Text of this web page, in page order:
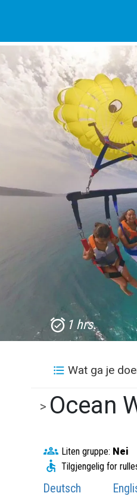
1 hrs.
Wat ga je
> Ocean
Liten gruppe: Nei
Tilgjengelig for
Deutsch